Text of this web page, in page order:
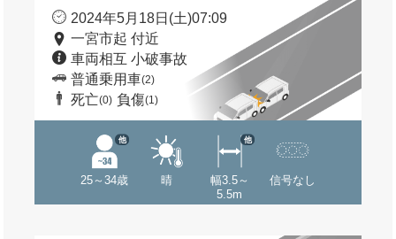
2024年5月18日(土)07:09
一宮市起 付近
車両相互 小破事故
普通乗用車(2)
死亡(0) 負傷(1)
25～34歳
他
晴
幅3.5～
5.5m
他
信号なし